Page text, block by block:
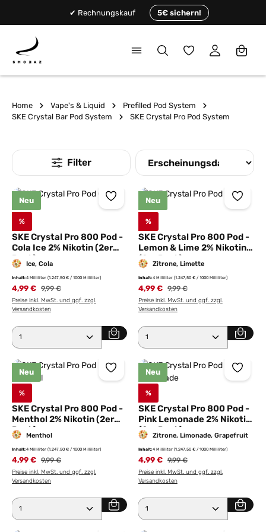
✔ Rechnungskauf 5€ sichern!
Du hast 0
Home Vape's & Liquid
Prefilled Pod System
SKE Crystal Bar Pod System
SKE Crystal Pro Pod System
Neu
%
SKE Crystal Pro 800 Pod -
Cola Ice 2% Nikotin (2er
Pack)
Ice, Cola
Inhalt:4 Milliliter (1.247,50 € / 1000 Milliliter)
4,99 € Regulärer Preis:
9,99 €
Preise inkl. MwSt. und ggf. zzgl.
Versandkosten
Produkt Anzahl: Gib den gewünschten Wert ein
Neu
%
SKE Crystal Pro 800 Pod -
Lemon & Lime 2% Nikotin
(2er Pack)
Zitrone, Limette
Inhalt:4 Milliliter (1.247,50 € / 1000 Milliliter)
4,99 € Regulärer Preis:
9,99 €
Preise inkl. MwSt. und ggf. zzgl.
Versandkosten
Produkt Anzahl: Gib den
Neu
%
SKE Crystal Pro 800 Pod -
Menthol 2% Nikotin (2er
Pack)
Menthol
Inhalt:4 Milliliter (1.247,50 € / 1000 Milliliter)
4,99 € Regulärer Preis:
9,99 €
Preise inkl. MwSt. und ggf. zzgl.
Versandkosten
Produkt Anzahl: Gib den gewünschten Wert ein
Neu
%
SKE Crystal Pro 800 Pod -
Pink Lemonade 2% Nikotin
(2er Pack)
Zitrone, Limonade, Grapefruit
Inhalt:4 Milliliter (1.247,50 € / 1000 Milliliter)
4,99 € Regulärer Preis:
9,99 €
Preise inkl. MwSt. und ggf. zzgl.
Versandkosten
Produkt Anzahl: Gib den